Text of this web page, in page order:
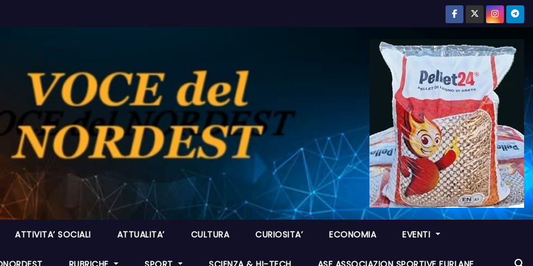
ATTIVITA’ SOCIALI ATTUALITA’ CULTURA CURIOSITA’ ECONOMIA EVENTI